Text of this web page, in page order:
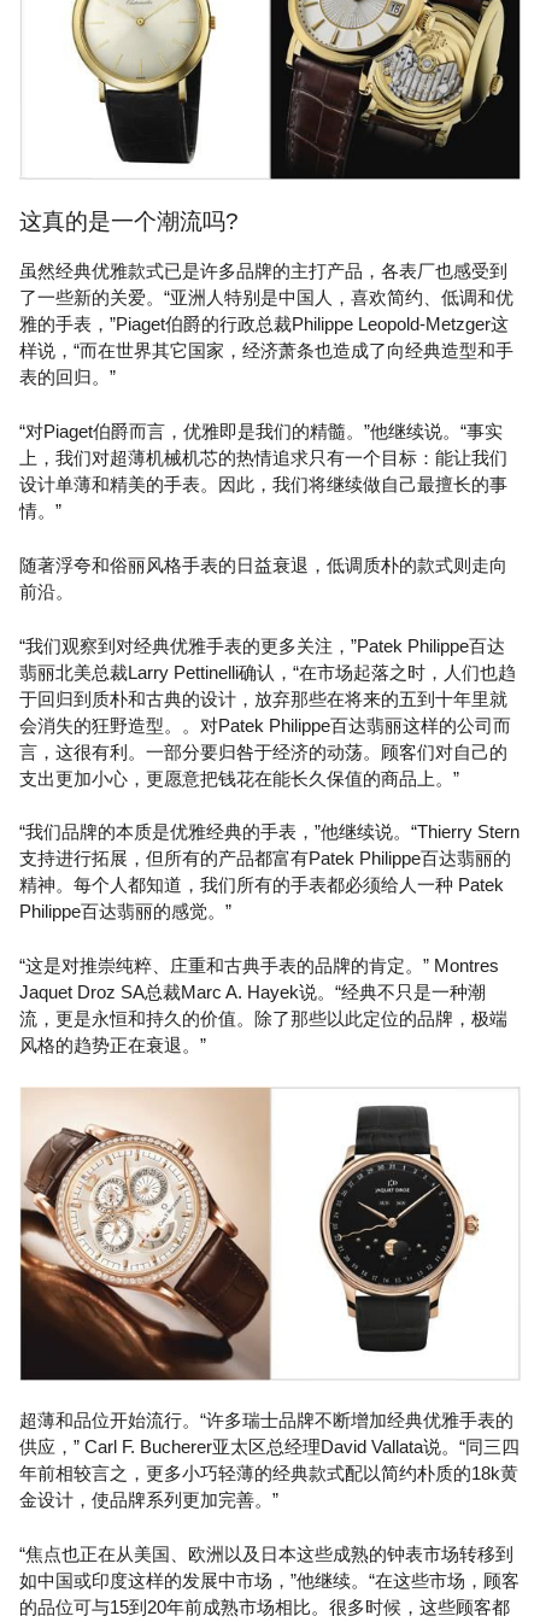
这真的是一个潮流吗?
虽然经典优雅款式已是许多品牌的主打产品，各表厂也感受到
了一些新的关爱。“亚洲人特别是中国人，喜欢简约、低调和优
雅的手表，”Piaget伯爵的行政总裁Philippe Leopold-Metzger这
样说，“而在世界其它国家，经济萧条也造成了向经典造型和手
表的回归。”
“对Piaget伯爵而言，优雅即是我们的精髓。”他继续说。“事实
上，我们对超薄机械机芯的热情追求只有一个目标：能让我们
设计单薄和精美的手表。因此，我们将继续做自己最擅长的事
情。”
随著浮夸和俗丽风格手表的日益衰退，低调质朴的款式则走向
前沿。
“我们观察到对经典优雅手表的更多关注，”Patek Philippe百达
翡丽北美总裁Larry Pettinelli确认，“在市场起落之时，人们也趋
于回归到质朴和古典的设计，放弃那些在将来的五到十年里就
会消失的狂野造型。。对Patek Philippe百达翡丽这样的公司而
言，这很有利。一部分要归咎于经济的动荡。顾客们对自己的
支出更加小心，更愿意把钱花在能长久保值的商品上。”
“我们品牌的本质是优雅经典的手表，”他继续说。“Thierry Stern
支持进行拓展，但所有的产品都富有Patek Philippe百达翡丽的
精神。每个人都知道，我们所有的手表都必须给人一种 Patek
Philippe百达翡丽的感觉。”
“这是对推崇纯粹、庄重和古典手表的品牌的肯定。” Montres
Jaquet Droz SA总裁Marc A. Hayek说。“经典不只是一种潮
流，更是永恒和持久的价值。除了那些以此定位的品牌，极端
风格的趋势正在衰退。”
超薄和品位开始流行。“许多瑞士品牌不断增加经典优雅手表的
供应，” Carl F. Bucherer亚太区总经理David Vallata说。“同三四
年前相较言之，更多小巧轻薄的经典款式配以简约朴质的18k黄
金设计，使品牌系列更加完善。”
“焦点也正在从美国、欧洲以及日本这些成熟的钟表市场转移到
如中国或印度这样的发展中市场，”他继续。“在这些市场，顾客
的品位可与15到20年前成熟市场相比。很多时候，这些顾客都